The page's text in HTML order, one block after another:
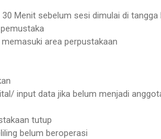
Menit sebelum sesi dimulai di
area perpustakaan
input data jika belum menjadi
tutup
belum beroperasi